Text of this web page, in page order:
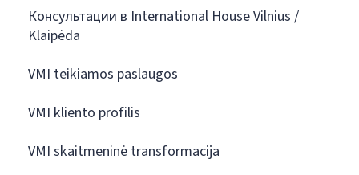
Консультации в International House Vilnius /
Klaipėda
VMI teikiamos paslaugos
VMI kliento profilis
VMI skaitmeninė transformacija